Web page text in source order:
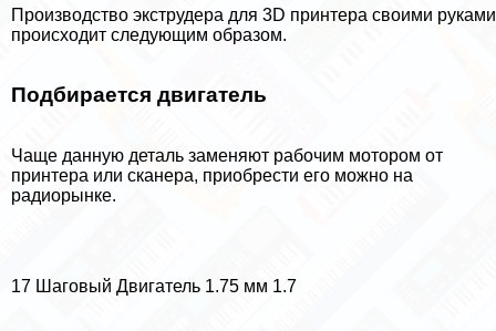
Производство экструдера для 3D принтера своими руками
происходит следующим образом.
Подбирается двигатель
Чаще данную деталь заменяют рабочим мотором от
принтера или сканера, приобрести его можно на
радиорынке.
17 Шаговый Двигатель 1.75 мм 1.7